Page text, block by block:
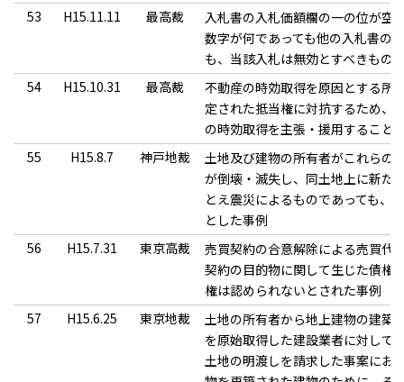
53
H15.11.11 最高裁
入札書の入札価額欄の一の位が空
数字が何であっても他の入札書の
も、当該入札は無効とすべきもの
54
H15.10.31 最高裁
不動産の時効取得を原因とする所
定された抵当権に対抗するため、
の時効取得を主張・援用すること
55
H15.8.7 神戸地裁
土地及び建物の所有者がこれらの
が倒壊・滅失し、同土地上に新た
とえ震災によるものであっても、
とした事例
56
H15.7.31 東京高裁
売買契約の合意解除による売買代
契約の目的物に関して生じた債権
権は認められないとされた事例
57
H15.6.25 東京地裁
土地の所有者から地上建物の建築
を原始取得した建設業者に対して
土地の明渡しを請求した事案にお